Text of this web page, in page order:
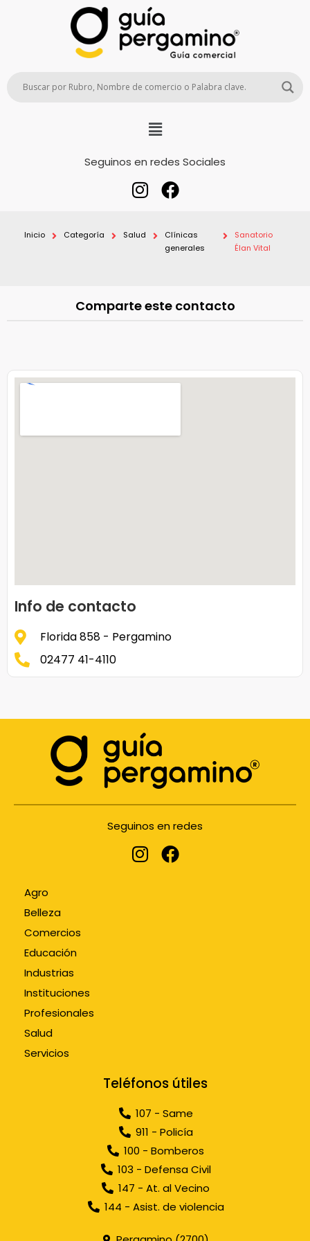
Seguinos en redes Sociales
Inicio Categoría Salud
Clínicas
generales
Sanatorio
Élan Vital
Comparte este contacto
Info de contacto
Florida 858 - Pergamino
02477 41-4110
Seguinos en redes
Agro
Belleza
Comercios
Educación
Industrias
Instituciones
Profesionales
Salud
Servicios
Teléfonos útiles
107 - Same
911 - Policía
100 - Bomberos
103 - Defensa Civil
147 - At. al Vecino
144 - Asist. de violencia